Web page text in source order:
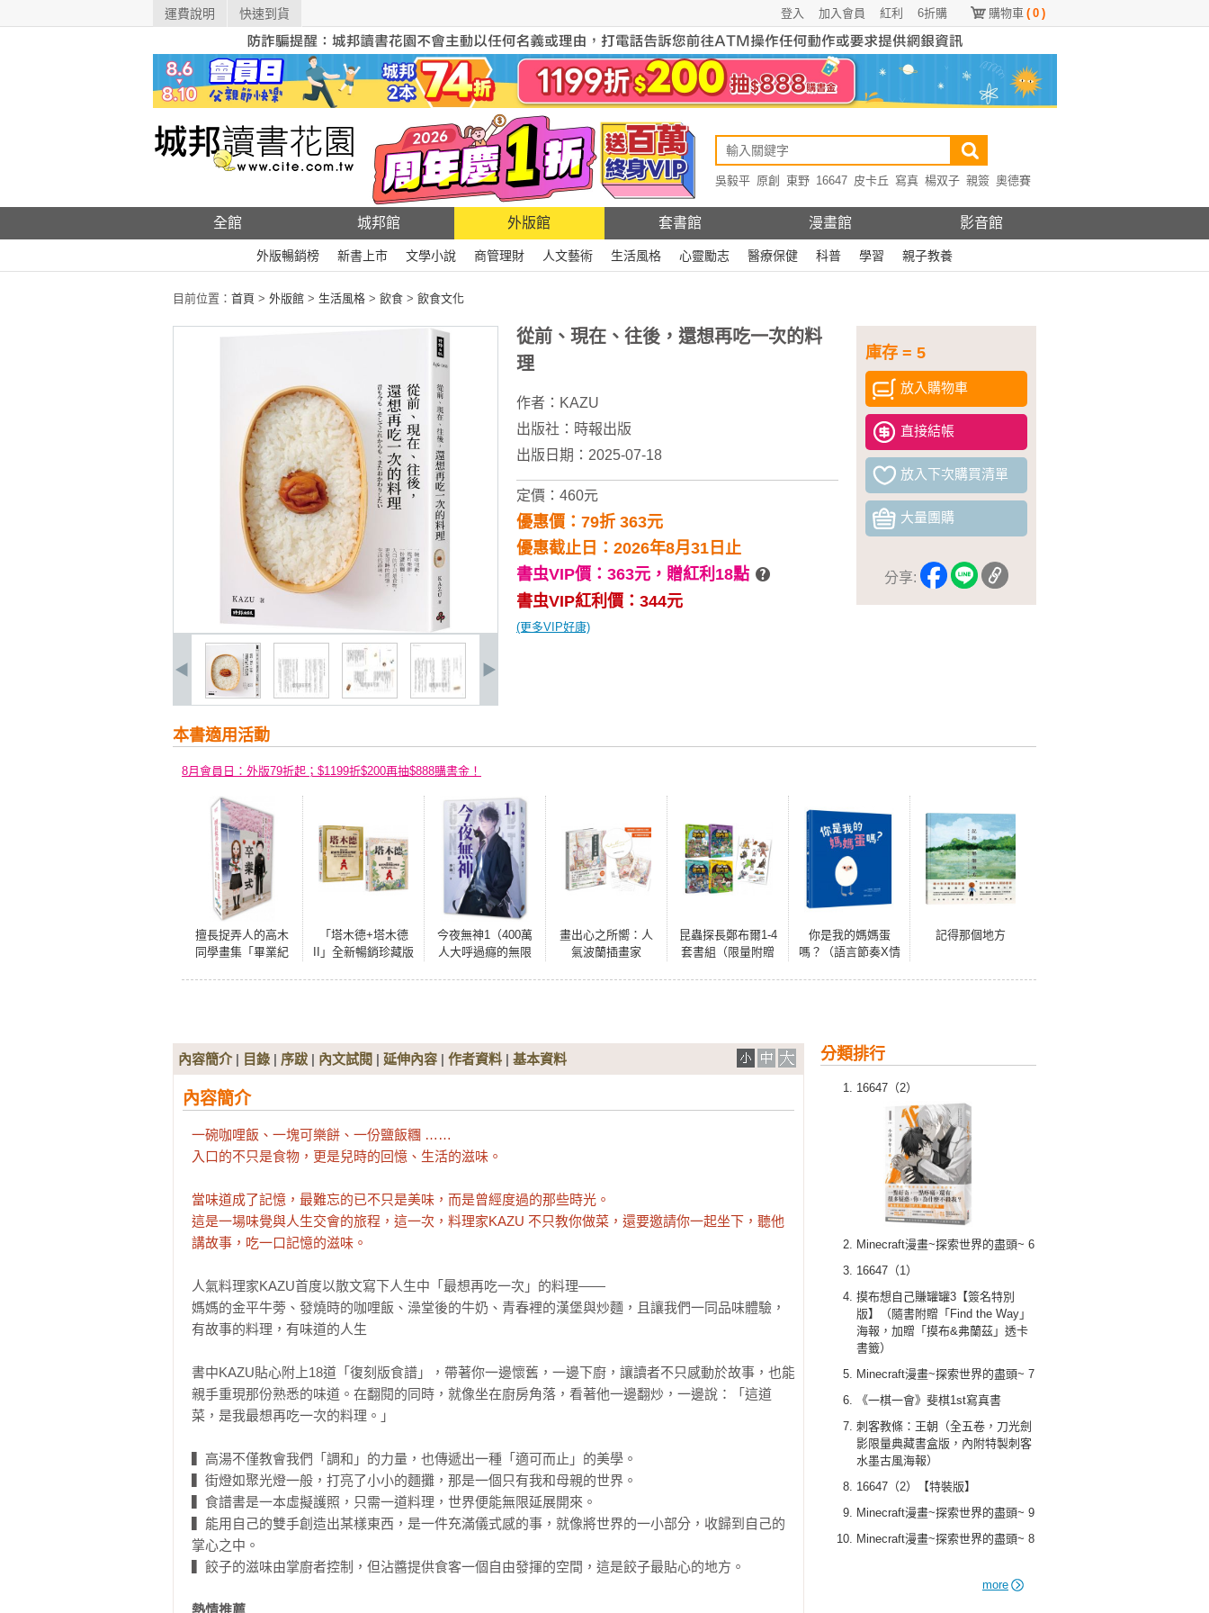
運費說明 快速到貨 購物車 ( 0 )
6折購
紅利
加入會員
登入
吳毅平 原創 東野 16647 皮卡丘 寫真 楊双子 親簽 奧德賽
全館 城邦館 外版館 套書館 漫畫館 影音館
外版暢銷榜 新書上市 文學小說 商管理財 人文藝術 生活風格 心靈勵志 醫療保健 科普 學習 親子教養
目前位置： 首頁 > 外版館 > 生活風格 > 飲食 > 飲食文化
庫存 = 5
放入購物車
直接結帳
放入下次購買清單
大量團購
分享:
從前、現在、往後，還想再吃一次的料
理
作者： KAZU
出版社： 時報出版
出版日期：2025-07-18
定價：460元
優惠價：79折 363元
優惠截止日：2026年8月31日止
書虫VIP價：363元， 贈紅利18點
書虫VIP紅利價：344元
(更多VIP好康)
本書適用活動
8月會員日：外版79折起；$1199折$200再抽$888購書金！
擅長捉弄人的高木
同學畫集「畢業紀
「塔木德+塔木德
II」全新暢銷珍藏版
今夜無神1（400萬
人大呼過癮的無限
畫出心之所嚮：人
氣波蘭插畫家
昆蟲探長鄭布爾1-4
套書組（限量附贈
你是我的媽媽蛋
嗎？（語言節奏X情
記得那個地方
分類排行
16647（2）
Minecraft漫畫~探索世界的盡頭~ 6
16647（1）
摸布想自己賺罐罐3【簽名特別
版】（隨書附贈「Find the Way」
海報，加贈「摸布&弗蘭茲」透卡
書籤）
Minecraft漫畫~探索世界的盡頭~ 7
《一棋一會》斐棋1st寫真書
刺客教條：王朝（全五卷，刀光劍
影限量典藏書盒版，內附特製刺客
水墨古風海報）
16647（2）【特裝版】
Minecraft漫畫~探索世界的盡頭~ 9
Minecraft漫畫~探索世界的盡頭~ 8
more
內容簡介| 目錄 | 序跋 | 內文試閱 | 延伸內容 | 作者資料 | 基本資料
內容簡介
一碗咖哩飯、一塊可樂餅、一份鹽飯糰 ……
入口的不只是食物，更是兒時的回憶、生活的滋味。
當味道成了記憶，最難忘的已不只是美味，而是曾經度過的那些時光。
這是一場味覺與人生交會的旅程，這一次，料理家KAZU 不只教你做菜，還要邀請你一起坐下，聽他
講故事，吃一口記憶的滋味。
人氣料理家KAZU首度以散文寫下人生中「最想再吃一次」的料理——
媽媽的金平牛蒡、發燒時的咖哩飯、澡堂後的牛奶、青春裡的漢堡與炒麵，且讓我們一同品味體驗，
有故事的料理，有味道的人生
書中KAZU貼心附上18道「復刻版食譜」，帶著你一邊懷舊，一邊下廚，讓讀者不只感動於故事，也能
親手重現那份熟悉的味道。在翻閱的同時，就像坐在廚房角落，看著他一邊翻炒，一邊說：「這道
菜，是我最想再吃一次的料理。」
▍高湯不僅教會我們「調和」的力量，也傳遞出一種「適可而止」的美學。
▍街燈如聚光燈一般，打亮了小小的麵攤，那是一個只有我和母親的世界。
▍食譜書是一本虛擬護照，只需一道料理，世界便能無限延展開來。
▍能用自己的雙手創造出某樣東西，是一件充滿儀式感的事，就像將世界的一小部分，收歸到自己的
掌心之中。
▍餃子的滋味由掌廚者控制，但沾醬提供食客一個自由發揮的空間，這是餃子最貼心的地方。
熱情推薦